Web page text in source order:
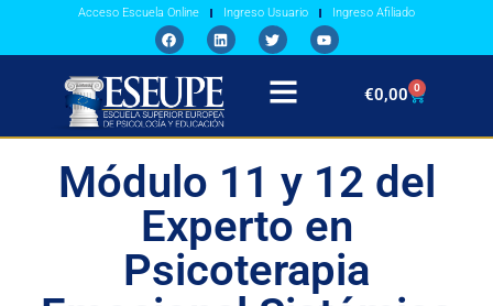
Acceso Escuela Online Ingreso Usuario Ingreso Afiliado
€0,00 0
Módulo 11 y 12 del
Experto en
Psicoterapia